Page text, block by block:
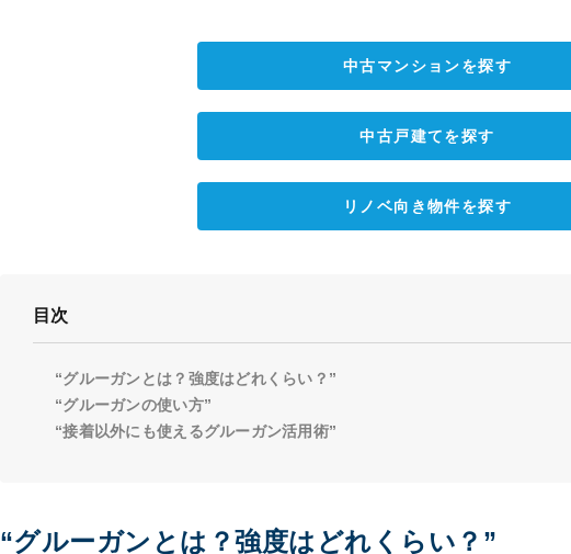
中古マンションを探す
中古戸建てを探す
リノベ向き物件を探す
目次
“グルーガンとは？強度はどれくらい？”
“グルーガンの使い方”
“接着以外にも使えるグルーガン活用術”
“グルーガンとは？強度はどれくらい？”